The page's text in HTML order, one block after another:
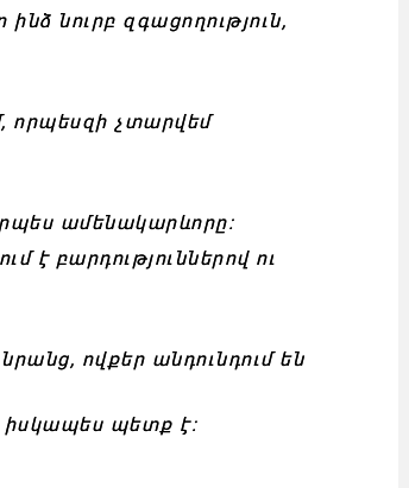
նուրբ զգացողություն,
որպեսզի չտարվեմ
ամենակարևորը։
է բարդություններով ու
ովքեր անդունդում են
իսկապես պետք է: